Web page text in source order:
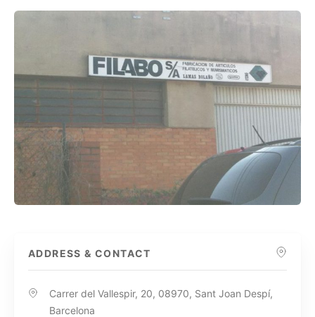
ADDRESS & CONTACT
Carrer del Vallespir, 20, 08970, Sant Joan Despí,
Barcelona